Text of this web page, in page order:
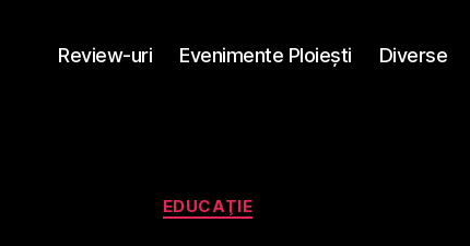
Review-uri Evenimente Ploieşti Diverse
Categorii
EDUCAŢIE